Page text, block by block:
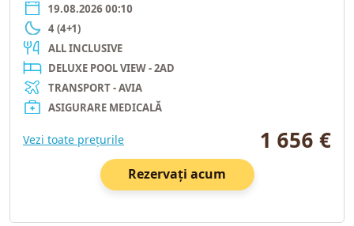
19.08.2026 00:10
4 (4+1)
ALL INCLUSIVE
DELUXE POOL VIEW - 2AD
TRANSPORT - AVIA
ASIGURARE MEDICALĂ
Vezi toate prețurile 1 656 €
Rezervați acum